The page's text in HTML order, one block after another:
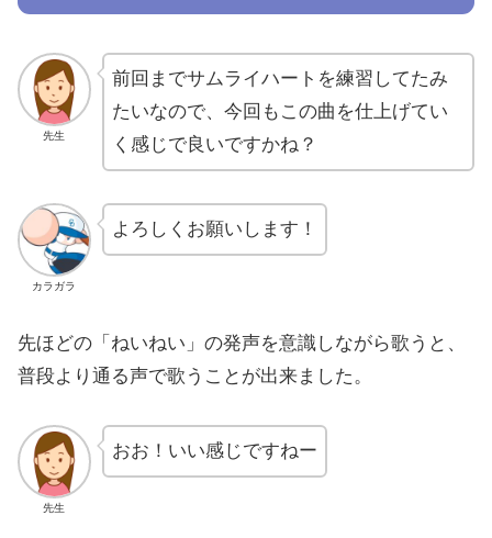
先生
前回までサムライハートを練習してたみ
たいなので、今回もこの曲を仕上げてい
く感じで良いですかね？
カラガラ
よろしくお願いします！
先ほどの「ねいねい」の発声を意識しながら歌うと、
普段より通る声で歌うことが出来ました。
先生
おお！いい感じですねー